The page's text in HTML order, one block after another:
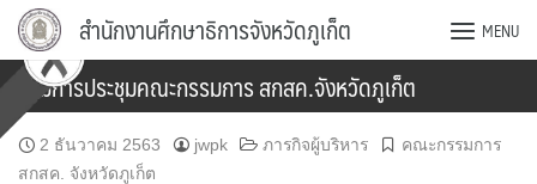
Skip
content
สำนักงานศึกษาธิการจังหวัดภูเก็ต MENU
ร่วมการประชุมคณะกรรมการ สกสค.จังหวัดภูเก็ต
2 ธันวาคม 2563 jwpk ภารกิจผู้บริหาร
คณะกรรมการ
สกสค. จังหวัดภูเก็ต